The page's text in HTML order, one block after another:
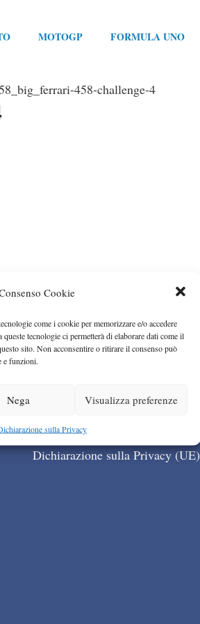
Cookie
come i cookie per memorizzare e/o accedere
tecnologie ci permetterà di elaborare dati come il
sito. Non acconsentire o ritirare il consenso può
e funzioni.
Nega Visualizza preferenze
sulla Privacy
MOTOGP FORMULA UNO
458-challenge-4
Cookie Policy (UE)
Dichiarazione sulla Privacy (UE)